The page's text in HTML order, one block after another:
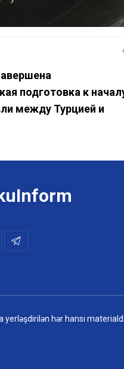
подготовка к
между Турцией и
yerləşdirilən hər hansı